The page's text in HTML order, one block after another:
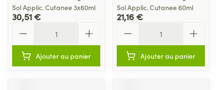
Sol Applic. Cutanee 3x60ml
30,51 €
Ajouter au panier
Sol Applic. Cutanee 60ml
21,16 €
Ajouter au panier